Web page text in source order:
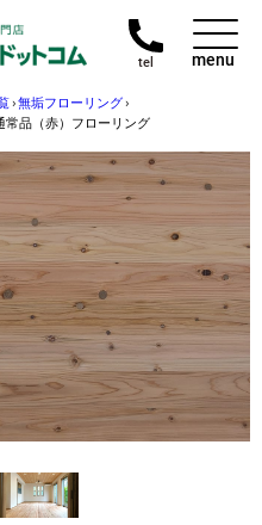
tel menu
›無垢フローリング›
常品（赤）フローリング